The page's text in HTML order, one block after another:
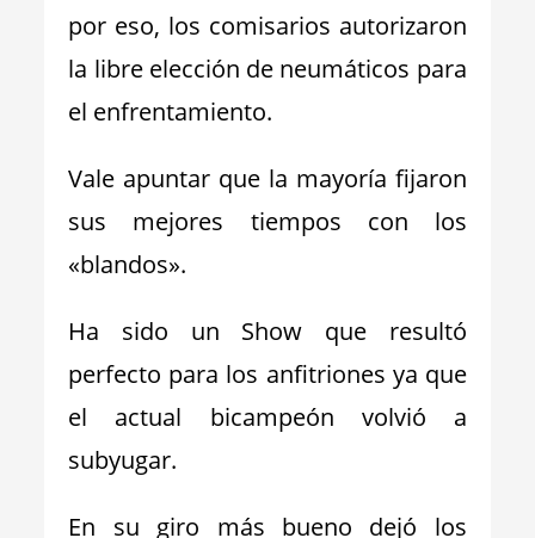
por eso, los comisarios autorizaron
la libre elección de neumáticos para
el enfrentamiento.
Vale apuntar que la mayoría fijaron
sus mejores tiempos con los
«blandos».
Ha sido un Show que resultó
perfecto para los anfitriones ya que
el actual bicampeón volvió a
subyugar.
En su giro más bueno dejó los